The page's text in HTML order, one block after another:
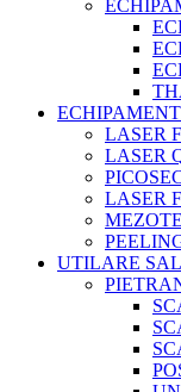
LASER
LASER
LASER
UTILARE